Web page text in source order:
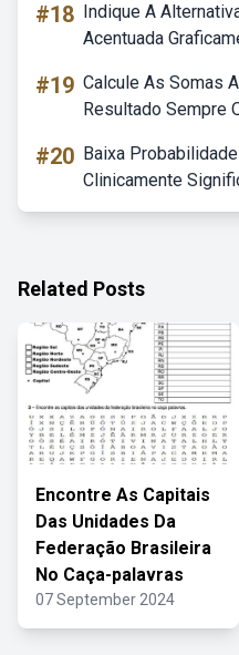
#18 Indique A
Acentuada
#19 Calcule As Somas
Resultado Sempre
#20 Baixa
Clinicamente
Related Posts
Encontre As Capitais
Das Unidades Da
Federação Brasileira
No Caça-palavras
07 September 2024